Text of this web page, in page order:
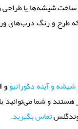
ساخت شیشه‌ها یا طراحی
طرح و رنگ درب‌های
شیشه و آینه دکوراتیوو
هستند و شما می‌توانید
تماس بگیرید.